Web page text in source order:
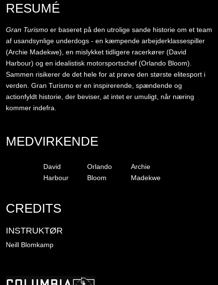
RESUMÉ
Gran Turismo er baseret på den utrolige sande historie om et team
af usandsynlige underdogs - en kæmpende arbejderklassespiller
(Archie Madekwe), en mislykket tidligere racerkører (David
Harbour) og en idealistisk motorsportschef (Orlando Bloom).
Sammen risikerer de det hele for at prøve den største elitesport i
verden. Gran Turismo er en inspirerende, spændende og
actionfyldt historie, der beviser, at intet er umuligt, når næring
kommer indefra.
MEDVIRKENDE
David
Harbour
Orlando
Bloom
Archie
Madekwe
CREDITS
INSTRUKTØR
Neill Blomkamp